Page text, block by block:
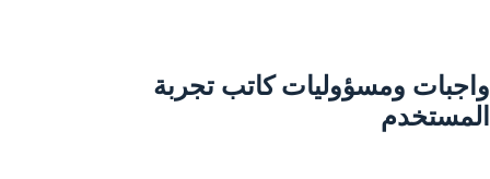
واجبات ومسؤوليات كاتب تجربة
المستخدم